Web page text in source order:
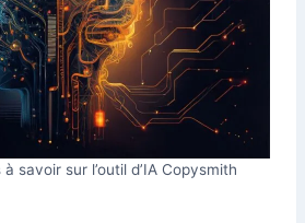
savoir sur l’outil d’IA Copysmith